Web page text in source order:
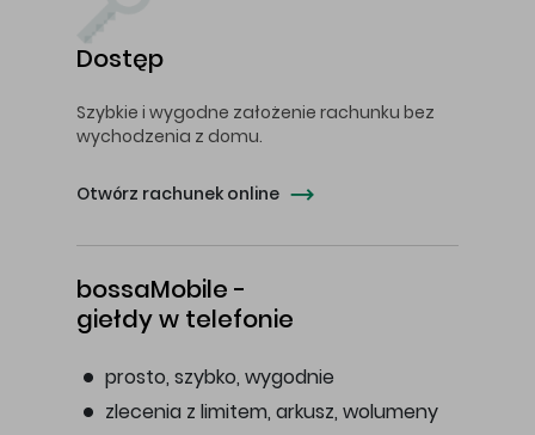
Dostęp
Szybkie i wygodne założenie rachunku bez
wychodzenia z domu.
Otwórz rachunek online
bossaMobile -
giełdy w telefonie
prosto, szybko, wygodnie
zlecenia z limitem, arkusz, wolumeny